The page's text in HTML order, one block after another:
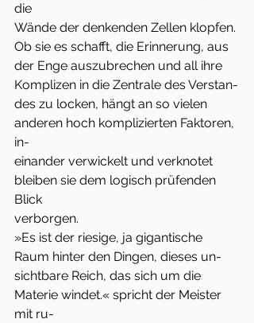
die
Wände der denkenden Zellen klopfen.
Ob sie es schafft, die Erinnerung, aus
der Enge auszubrechen und all ihre
Komplizen in die Zentrale des Verstan-
des zu locken, hängt an so vielen
anderen hoch komplizierten Faktoren,
in-
einander verwickelt und verknotet
bleiben sie dem logisch prüfenden
Blick
verborgen.
»Es ist der riesige, ja gigantische
Raum hinter den Dingen, dieses un-
sichtbare Reich, das sich um die
Materie windet.« spricht der Meister
mit ru-